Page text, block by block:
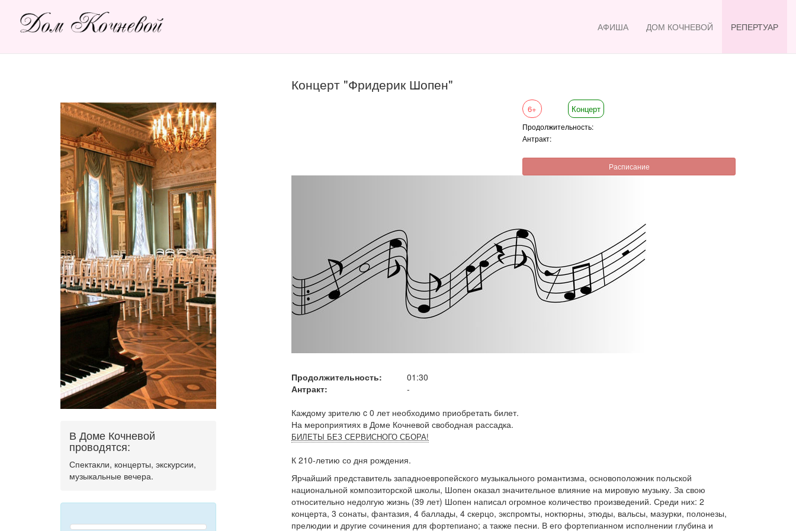
АФИША ДОМ КОЧНЕВОЙ РЕПЕРТУАР
Концерт "Фридерик Шопен"
6+ Концерт
Продолжительность:
Антракт:
Расписание
Продолжительность:
01:30
Антракт:
-
Каждому зрителю c 0 лет необходимо приобретать билет.
На мероприятиях в Доме Кочневой свободная рассадка.
БИЛЕТЫ БЕЗ СЕРВИСНОГО СБОРА!
К 210-летию со дня рождения.
Ярчайший представитель западноевропейского музыкального романтизма, основоположник польской
национальной композиторской школы, Шопен оказал значительное влияние на мировую музыку. За свою
относительно недолгую жизнь (39 лет) Шопен написал огромное количество произведений. Среди них: 2
концерта, 3 сонаты, фантазия, 4 баллады, 4 скерцо, экспромты, ноктюрны, этюды, вальсы, мазурки, полонезы,
прелюдии и другие сочинения для фортепиано; а также песни. В его фортепианном исполнении глубина и
В Доме Кочневой
проводятся:
Спектакли, концерты, экскурсии,
музыкальные вечера.